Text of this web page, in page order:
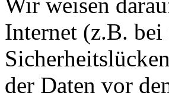
Internet (z.B.
der Daten vor